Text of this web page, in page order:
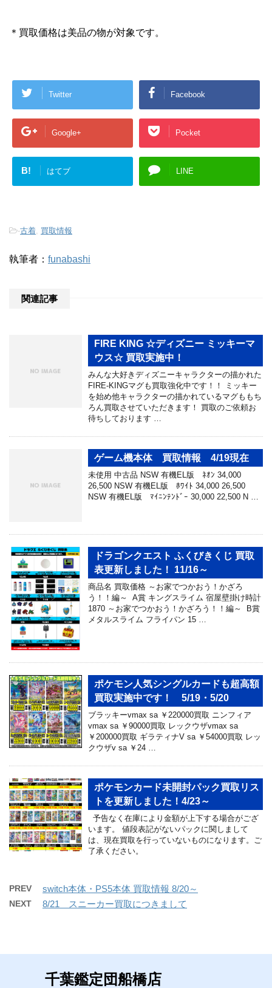
＊買取価格は美品の物が対象です。
Twitter Facebook
Google+ Pocket
B! はてブ LINE
-古着 買取情報
執筆者： funabashi
関連記事
FIRE KING ☆ディズニー ミッキーマ
ウス☆ 買取実施中！
みんな大好きディズニーキャラクターの描かれた
FIRE-KINGマグも買取強化中です！！ ミッキー
を始め他キャラクターの描かれているマグももち
ろん買取させていただきます！ 買取のご依頼お
待ちしております …
ゲーム機本体 買取情報 4/19現在
未使用 中古品 NSW 有機EL版 ﾈｵﾝ 34,000
26,500 NSW 有機EL版 ﾎﾜｲﾄ 34,000 26,500
NSW 有機EL版 ﾏｲﾆﾝﾃﾝﾄﾞｰ 30,000 22,500 N …
ドラゴンクエスト ふくびきくじ 買取
表更新しました！ 11/16～
商品名 買取価格 ～お家でつかおう！かざろ
う！！編～ A賞 キングスライム 宿屋壁掛け時計
1870 ～お家でつかおう！かざろう！！編～ B賞
メタルスライム フライパン 15 …
ポケモン人気シングルカードも超高額
買取実施中です！ 5/19・5/20
ブラッキーvmax sa ￥220000買取 ニンフィア
vmax sa ￥90000買取 レックウザvmax sa
￥200000買取 ギラティナV sa ￥54000買取 レッ
クウザv sa ￥24 …
ポケモンカード未開封パック買取リス
トを更新しました！4/23～
予告なく在庫により金額が上下する場合がござ
います。 値段表記がないパックに関しまして
は、現在買取を行っていないものになります。ご
了承ください。
PREV switch本体・PS5本体 買取情報 8/20～
NEXT 8/21 スニーカー買取につきまして
千葉鑑定団船橋店